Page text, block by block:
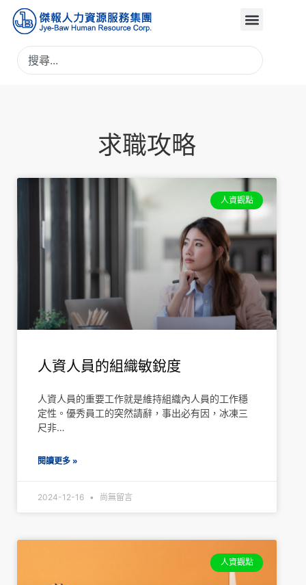
求職攻略
人資觀點
人資人員的組織敏銳度
人資人員的重要工作就是維持組織內人員的工作穩
定性。優秀員工的突然請辭，事出必有因，冰凍三
尺非…
閱讀更多 »
2024-12-16 尚無留言
人資觀點